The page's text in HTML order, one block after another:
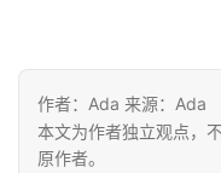
作者：Ada 来源：Ada
本文为作者独立观点，
原作者。